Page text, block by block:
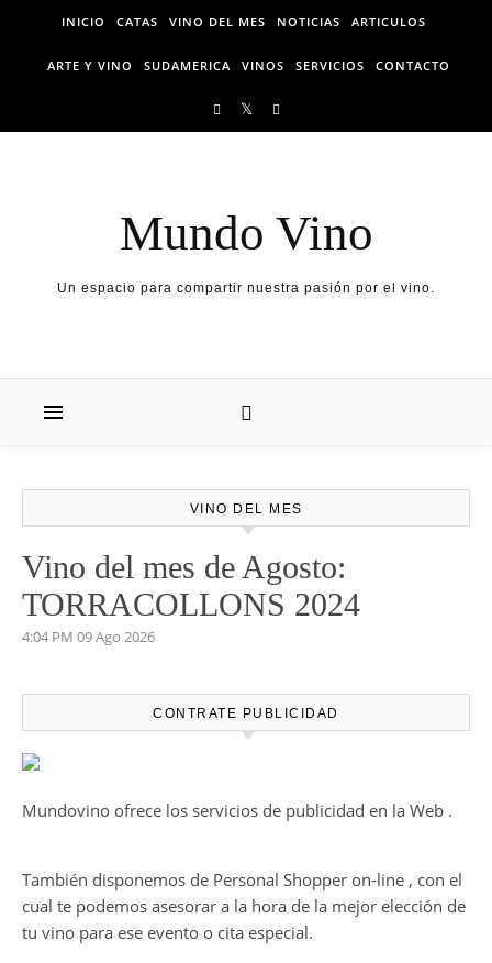
Skip to content
INICIO CATAS VINO DEL MES NOTICIAS ARTICULOS
ARTE Y VINO SUDAMERICA VINOS SERVICIOS CONTACTO
Mundo Vino
Un espacio para compartir nuestra pasión por el vino.
VINO DEL MES
Vino del mes de Agosto:
TORRACOLLONS 2024
4:04 PM 09 Ago 2026
CONTRATE PUBLICIDAD
Mundovino ofrece los servicios de publicidad en la Web .
También disponemos de Personal Shopper on-line , con el
cual te podemos asesorar a la hora de la mejor elección de
tu vino para ese evento o cita especial.